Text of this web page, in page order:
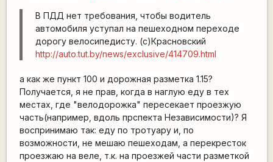
В ПДД нет требования, чтобы водитель
автомобиля уступал на пешеходном переходе
дорогу велосипедисту. (с)Красновский
http://auto.tut.by/news/exclusive/414709.html
а как же пункт 100 и дорожная разметка 1.15?
Получается, я не прав, когда в наглую еду в тех
местах, где "велодорожка" пересекает проезжую
часть(например, вдоль прспекта Независимости)? Я
воспринимаю так: еду по тротуару и, по
возможности, не мешаю пешеходам, а перекресток
проезжаю на веле, т.к. на проезжей части разметкой